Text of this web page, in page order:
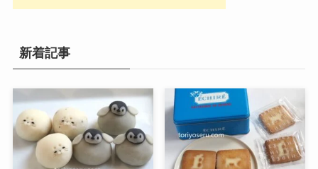
新着記事